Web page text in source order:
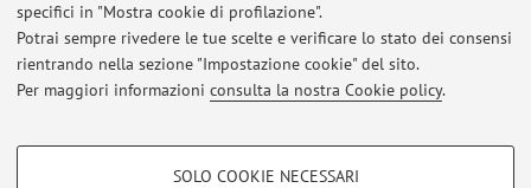
specifici in "Mostra cookie di profilazione".
Potrai sempre rivedere le tue scelte e verificare lo stato dei consensi
rientrando nella sezione "Impostazione cookie" del sito.
Per maggiori informazioni consulta la nostra Cookie policy.
COOKIE DI PROFILAZIONE - FACOLTATIVI
SOLO COOKIE NECESSARI